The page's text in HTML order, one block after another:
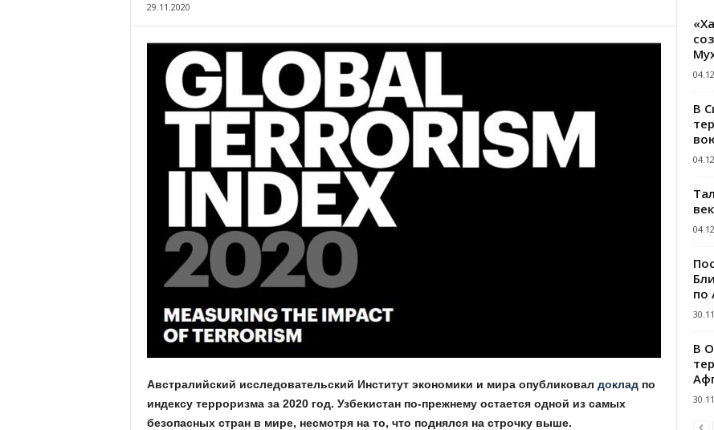
29.11.2020
Австралийский исследовательский Институт экономики и мира опубликовал докладпо
индексу терроризма за 2020 год. Узбекистан по-прежнему остается одной из самых
безопасных стран в мире, несмотря на то, что поднялся на строчку выше.
В
век
по
В